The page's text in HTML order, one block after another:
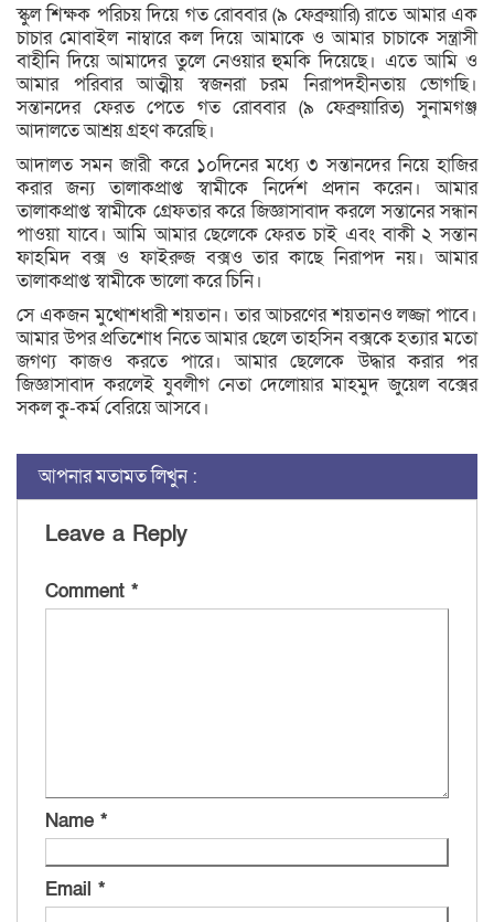
স্কুল শিক্ষক পরিচয় দিয়ে গত রোববার (৯ ফেব্রুয়ারি) রাতে আমার এক
চাচার মোবাইল নাম্বারে কল দিয়ে আমাকে ও আমার চাচাকে সন্ত্রাসী
বাহীনি দিয়ে আমাদের তুলে নেওয়ার হুমকি দিয়েছে। এতে আমি ও
আমার পরিবার আত্মীয় স্বজনরা চরম নিরাপদহীনতায় ভোগছি।
সন্তানদের ফেরত পেতে গত রোববার (৯ ফেব্রুয়ারিত) সুনামগঞ্জ
আদালতে আশ্রয় গ্রহণ করেছি।
আদালত সমন জারী করে ১০দিনের মধ্যে ৩ সন্তানদের নিয়ে হাজির
করার জন্য তালাকপ্রাপ্ত স্বামীকে নির্দেশ প্রদান করেন। আমার
তালাকপ্রাপ্ত স্বামীকে গ্রেফতার করে জিজ্ঞাসাবাদ করলে সন্তানের সন্ধান
পাওয়া যাবে। আমি আমার ছেলেকে ফেরত চাই এবং বাকী ২ সন্তান
ফাহমিদ বক্স ও ফাইরুজ বক্সও তার কাছে নিরাপদ নয়। আমার
তালাকপ্রাপ্ত স্বামীকে ভালো করে চিনি।
সে একজন মুখোশধারী শয়তান। তার আচরণের শয়তানও লজ্জা পাবে।
আমার উপর প্রতিশোধ নিতে আমার ছেলে তাহসিন বক্সকে হত্যার মতো
জগণ্য কাজও করতে পারে। আমার ছেলেকে উদ্ধার করার পর
জিজ্ঞাসাবাদ করলেই যুবলীগ নেতা দেলোয়ার মাহমুদ জুয়েল বক্সের
সকল কু-কর্ম বেরিয়ে আসবে।
আপনার মতামত লিখুন :
Leave a Reply
Comment *
Name *
Email *